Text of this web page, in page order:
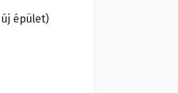
épület)